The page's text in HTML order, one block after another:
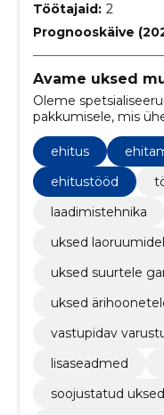
Töötajaid: 2
Prognooskäive
Avame uksed
Oleme
pakkumisele, mis
esteetilise
ehitus
ehitustööd
laadimistehnika
uksed
uksed suurtele
uksed
vastupidav
lisaseadmed
soojustatud uksed